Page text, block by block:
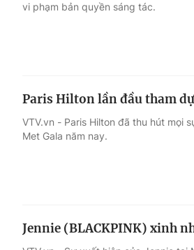
vi phạm bản quyền sáng tác.
Paris Hilton lần đầu tham
VTV.vn - Paris Hilton đã thu hút mọi
Met Gala năm nay.
Jennie (BLACKPINK) xinh